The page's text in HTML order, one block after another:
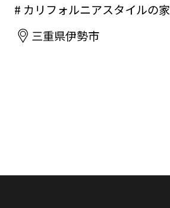
# カリフォルニアスタイルの家
三重県伊勢市